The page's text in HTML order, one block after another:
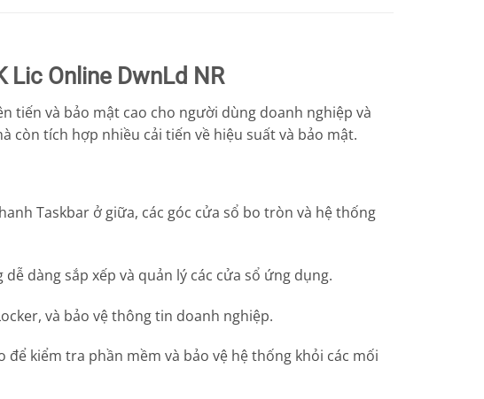
Lic Online DwnLd NR
tiến và bảo mật cao cho người dùng doanh nghiệp và
còn tích hợp nhiều cải tiến về hiệu suất và bảo mật.
Taskbar ở giữa, các góc cửa sổ bo tròn và hệ thống
dàng sắp xếp và quản lý các cửa sổ ứng dụng.
và bảo vệ thông tin doanh nghiệp.
kiểm tra phần mềm và bảo vệ hệ thống khỏi các mối